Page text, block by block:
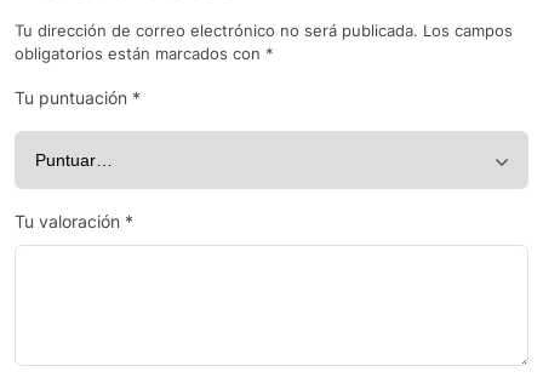
Tu dirección de correo electrónico no será publicada. Los campos
obligatorios están marcados con *
Tu puntuación *
Tu valoración *